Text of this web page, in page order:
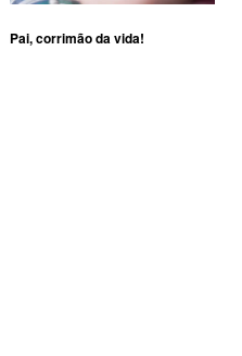
Pai, corrimão da vida!